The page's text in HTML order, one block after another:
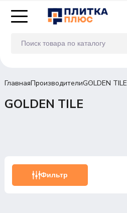
ГлавнаяПроизводителиGOLDEN TILE
GOLDEN TILE
Фильтр